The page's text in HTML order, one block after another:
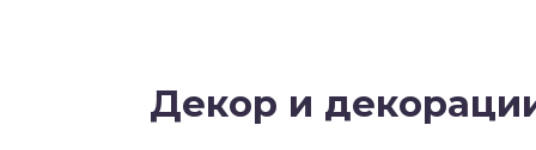
Декор и